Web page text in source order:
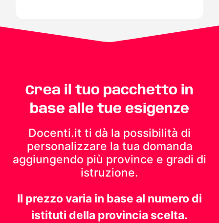
Crea il tuo pacchetto in
base alle tue esigenze
Docenti.it ti dà la possibilità di
personalizzare la tua domanda
aggiungendo più province e gradi di
istruzione.
Il prezzo varia in base al numero di
istituti della provincia scelta.